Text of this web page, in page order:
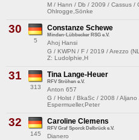
M / Hann / Db / 2009 / Cassus /
Ohlrogge,Sönke
30
5
Constanze Schewe
Minden-Lübbecker RSG e.V.
Ahoj Hansi
G / KWPN / F / 2019 / Arezzo
Z: Ludolphie,H
31
313
Tina Lange-Heuer
RFV Ströhen e.V.
Anton 657
G / Holst / BkaSc / 2008 /
Espermueller,Peter
32
145
Caroline Clemens
RFV Graf Sporck Delbrück e.V.
Dianero